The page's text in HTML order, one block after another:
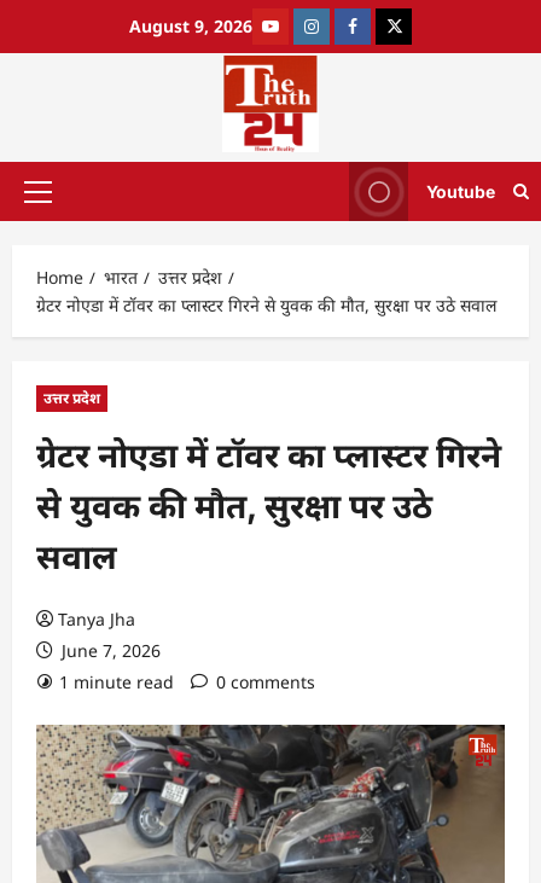
August 9, 2026
Youtube
Home भारत
उत्तर प्रदेश
ग्रेटर नोएडा में टॉवर का प्लास्टर गिरने से युवक की मौत, सुरक्षा पर उठे सवाल
उत्तर प्रदेश
ग्रेटर नोएडा में टॉवर का प्लास्टर गिरने
से युवक की मौत, सुरक्षा पर उठे
सवाल
Tanya Jha
June 7, 2026
1 minute read
0 comments